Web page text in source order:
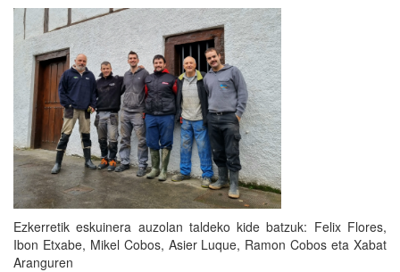
Ezkerretik eskuinera auzolan taldeko kide batzuk: Felix Flores,
Ibon Etxabe, Mikel Cobos, Asier Luque, Ramon Cobos eta Xabat
Aranguren